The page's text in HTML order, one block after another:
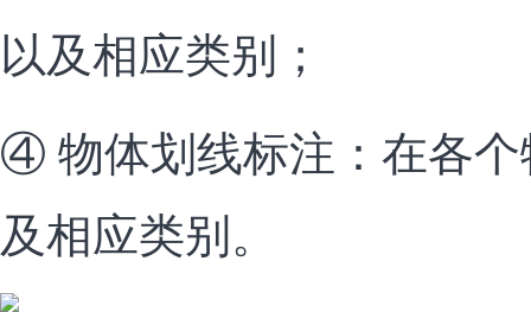
以及相应类别；
④ 物体划线标注：在各
及相应类别。